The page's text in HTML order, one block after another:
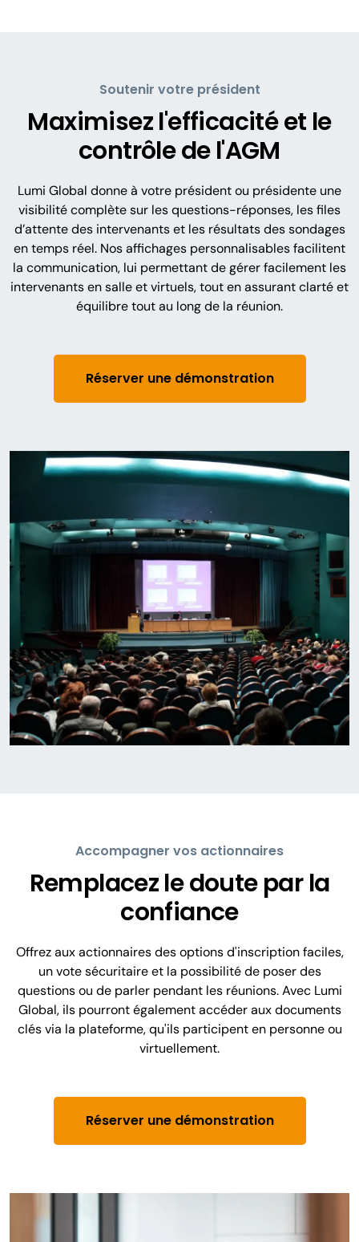
Soutenir votre président
Maximisez l'efficacité et le
contrôle de l'AGM
Lumi Global donne à votre président ou présidente une
visibilité complète sur les questions-réponses, les files
d’attente des intervenants et les résultats des sondages
en temps réel. Nos affichages personnalisables facilitent
la communication, lui permettant de gérer facilement les
intervenants en salle et virtuels, tout en assurant clarté et
équilibre tout au long de la réunion.
Réserver une démonstration
Accompagner vos actionnaires
Remplacez le doute par la
confiance
Offrez aux actionnaires des options d'inscription faciles,
un vote sécuritaire et la possibilité de poser des
questions ou de parler pendant les réunions. Avec Lumi
Global, ils pourront également accéder aux documents
clés via la plateforme, qu'ils participent en personne ou
virtuellement.
Réserver une démonstration